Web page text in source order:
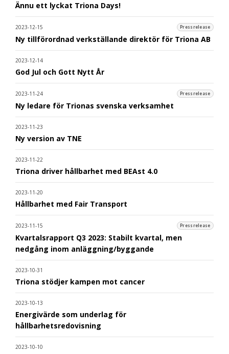
Ännu ett lyckat Triona Days!
2023-12-15 Pressrelease
Ny tillförordnad verkställande direktör för Triona AB
2023-12-14
God Jul och Gott Nytt År
2023-11-24 Pressrelease
Ny ledare för Trionas svenska verksamhet
2023-11-23
Ny version av TNE
2023-11-22
Triona driver hållbarhet med BEAst 4.0
2023-11-20
Hållbarhet med Fair Transport
2023-11-15 Pressrelease
Kvartalsrapport Q3 2023: Stabilt kvartal, men
nedgång inom anläggning/byggande
2023-10-31
Triona stödjer kampen mot cancer
2023-10-13
Energivärde som underlag för
hållbarhetsredovisning
2023-10-10